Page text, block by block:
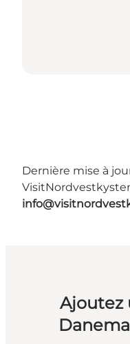
Dernière mise à
Ajoutez